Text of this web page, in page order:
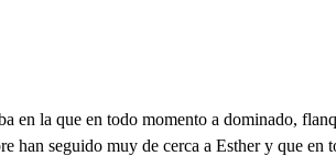
la que en todo momento a dominado,
han seguido muy de cerca a Esther y que